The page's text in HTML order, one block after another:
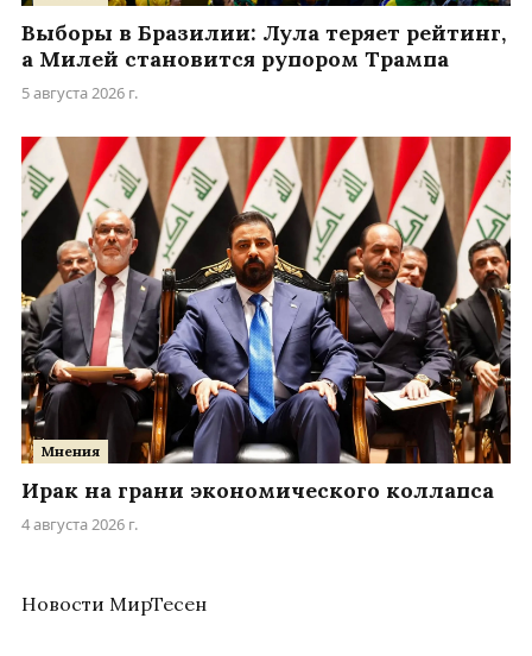
Выборы в Бразилии: Лула теряет рейтинг,
а Милей становится рупором Трампа
5 августа 2026 г.
Мнения
Ирак на грани экономического коллапса
4 августа 2026 г.
Новости МирТесен